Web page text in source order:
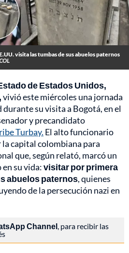
visita las tumbas de sus abuelos paternos
de Estados Unidos,
vivió este miércoles una jornada
su visita a Bogotá, en el
y precandidato
Turbay. El alto funcionario
capital colombiana para
que, según relató, marcó un
su vida:visitar por primera
abuelos paternos, quienes
de la persecución nazi en
Channel, para recibir las